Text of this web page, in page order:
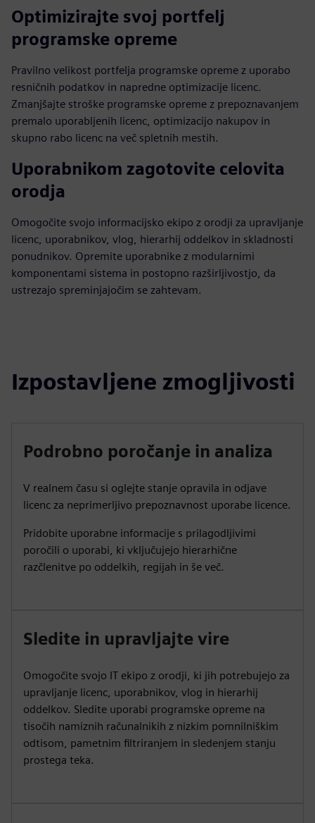
Optimizirajte svoj portfelj
programske opreme
Pravilno velikost portfelja programske opreme z uporabo
resničnih podatkov in napredne optimizacije licenc.
Zmanjšajte stroške programske opreme z prepoznavanjem
premalo uporabljenih licenc, optimizacijo nakupov in
skupno rabo licenc na več spletnih mestih.
Uporabnikom zagotovite celovita
orodja
Omogočite svojo informacijsko ekipo z orodji za upravljanje
licenc, uporabnikov, vlog, hierarhij oddelkov in skladnosti
ponudnikov. Opremite uporabnike z modularnimi
komponentami sistema in postopno razširljivostjo, da
ustrezajo spreminjajočim se zahtevam.
Izpostavljene zmogljivosti
Podrobno poročanje in analiza
V realnem času si oglejte stanje opravila in odjave
licenc za neprimerljivo prepoznavnost uporabe licence.
Pridobite uporabne informacije s prilagodljivimi
poročili o uporabi, ki vključujejo hierarhične
razčlenitve po oddelkih, regijah in še več.
Sledite in upravljajte vire
Omogočite svojo IT ekipo z orodji, ki jih potrebujejo za
upravljanje licenc, uporabnikov, vlog in hierarhij
oddelkov. Sledite uporabi programske opreme na
tisočih namiznih računalnikih z nizkim pomnilniškim
odtisom, pametnim filtriranjem in sledenjem stanju
prostega teka.